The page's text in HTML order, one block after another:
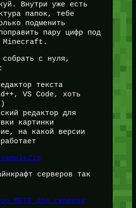
Внутри уже есть
папок, тебе
подменить
пару цифр под
Minecraft.
собрать с нуля,
текста
VS Code, хоть
редактор для
картинки
на какой версии
серверов так
MOTD Для сервера